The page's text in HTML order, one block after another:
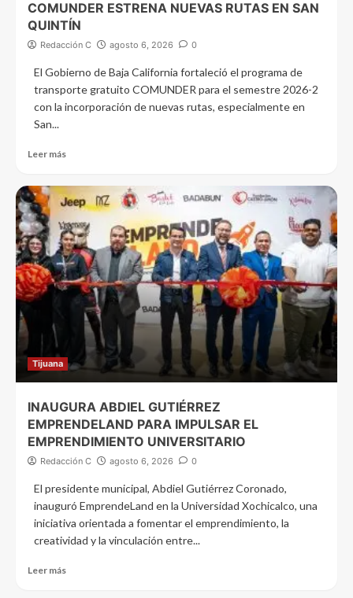
COMUNDER ESTRENA NUEVAS RUTAS EN SAN
QUINTÍN
Redacción C agosto 6, 2026 0
El Gobierno de Baja California fortaleció el programa de
transporte gratuito COMUNDER para el semestre 2026-2
con la incorporación de nuevas rutas, especialmente en
San...
Leer más
Tijuana
INAUGURA ABDIEL GUTIÉRREZ
EMPRENDELAND PARA IMPULSAR EL
EMPRENDIMIENTO UNIVERSITARIO
Redacción C agosto 6, 2026 0
El presidente municipal, Abdiel Gutiérrez Coronado,
inauguró EmprendeLand en la Universidad Xochicalco, una
iniciativa orientada a fomentar el emprendimiento, la
creatividad y la vinculación entre...
Leer más